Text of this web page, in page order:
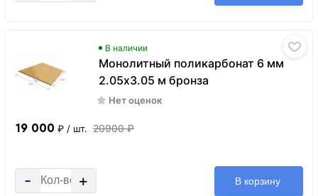
В наличии
Монолитный поликарбонат 6 мм
2.05х3.05 м бронза
Нет оценок
19 000 ₽ / шт. 20900 ₽
- + В корзину